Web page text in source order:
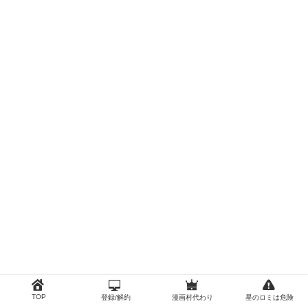
TOP 登録/解約 漫画村代わり 星のロミは危険